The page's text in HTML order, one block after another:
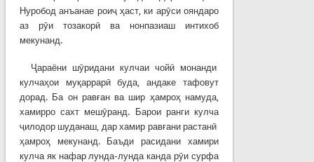
Нуробод анъанае роиҷ ҳаст, ки арӯси ояндаро
аз рӯи тозакорӣ ва нонпазиаш интихоб
мекунанд.
Ҷараёни шӯридани кулчаи чойӣ монанди
кулчаҳои муқаррарӣ буда, андаке тафовут
дорад. Ба он равған ва шир ҳамроҳ намуда,
хамирро сахт мешӯранд. Барои ранги кулча
ҷилодор шуданаш, дар хамир равғани растанӣ
ҳамроҳ мекунанд. Баъди расидани хамири
кулча як нафар лунда-лунда канда рӯи сурфа